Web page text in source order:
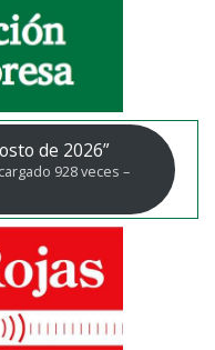
de 2026”
928 veces –